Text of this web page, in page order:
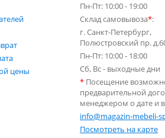
цены
Пн-Пт: 10:00 - 19:00
Склад самовывоза*:
г. Санкт-Петербург,
Полюстровский пр.
Пн-Пт: 10:00 - 18:00
Сб, Вс - выходные дни
*Посещение
предварительной
менеджером о дате и
info@magazin-mebeli-
Посмотреть на карте